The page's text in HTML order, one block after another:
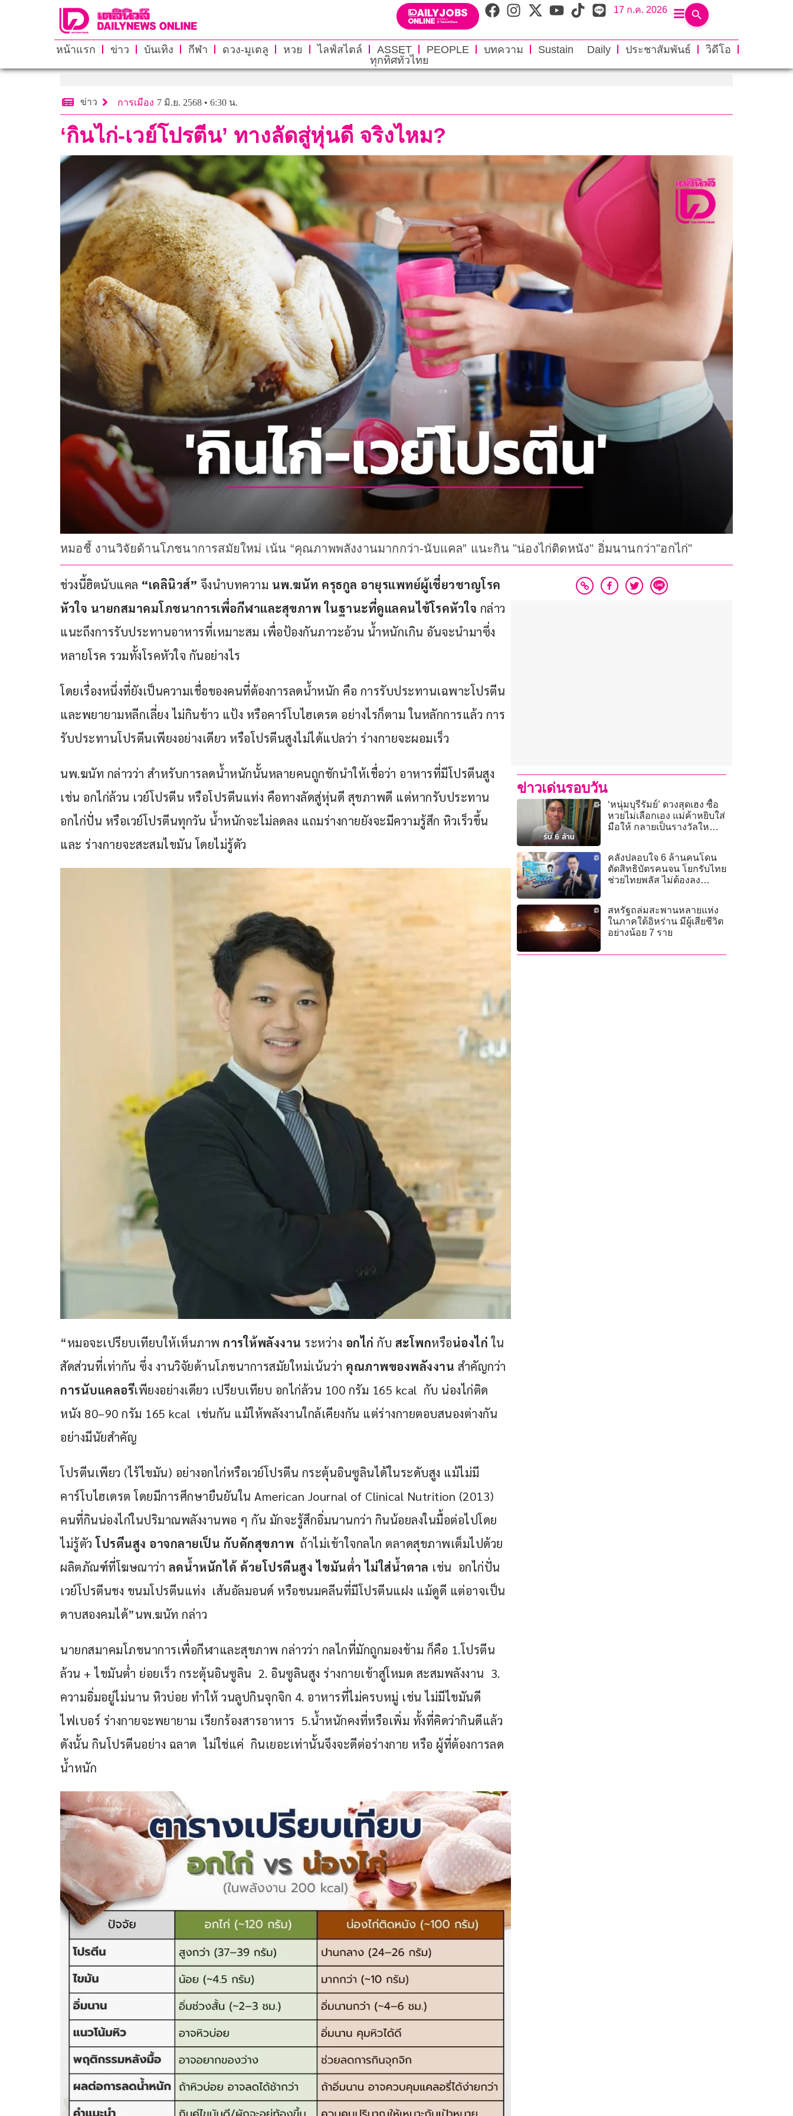
17 ก.ค. 2026
หน้าแรก ข่าว บันเทิง กีฬา ดวง-มูเตลู หวย ไลฟ์สไตล์ ASSET PEOPLE บทความ Sustain Daily ประชาสัมพันธ์
วิดีโอ
ทุกทิศทั่วไทย
ข่าว การเมือง 7 มิ.ย. 2568 • 6:30 น.
‘กินไก่-เวย์โปรตีน’ ทางลัดสู่หุ่นดี จริงไหม?
หมอชี้ งานวิจัยด้านโภชนาการสมัยใหม่ เน้น “คุณภาพพลังงานมากกว่า-นับแคล” แนะกิน "น่องไก่ติดหนัง" อิ่มนานกว่า"อกไก่"
ช่วงนี้ฮิตนับแคล “เดลินิวส์” จึงนำบทความ นพ.ฆนัท ครุธกูล อายุรแพทย์ผู้เชี่ยวชาญโรค
หัวใจ นายกสมาคมโภชนาการเพื่อกีฬาและสุขภาพ ในฐานะที่ดูแลคนไข้โรคหัวใจ กล่าว
แนะถึงการรับประทานอาหารที่เหมาะสม เพื่อป้องกันภาวะอ้วน น้ำหนักเกิน อันจะนำมาซึ่ง
หลายโรค รวมทั้งโรคหัวใจ กันอย่างไร
โดยเรื่องหนึ่งที่ยังเป็นความเชื่อของคนที่ต้องการลดน้ำหนัก คือ การรับประทานเฉพาะโปรตีน
และพยายามหลีกเลี่ยง ไม่กินข้าว แป้ง หรือคาร์โบไฮเดรต อย่างไรก็ตาม ในหลักการแล้ว การ
รับประทานโปรตีนเพียงอย่างเดียว หรือโปรตีนสูงไม่ได้แปลว่า ร่างกายจะผอมเร็ว
นพ.ฆนัท กล่าวว่า สำหรับการลดน้ำหนักนั้นหลายคนถูกชักนำให้เชื่อว่า อาหารที่มีโปรตีนสูง
เช่น อกไก่ล้วน เวย์โปรตีน หรือโปรตีนแท่ง คือทางลัดสู่หุ่นดี สุขภาพดี แต่หากรับประทาน
อกไก่ปั่น หรือเวย์โปรตีนทุกวัน น้ำหนักจะไม่ลดลง แถมร่างกายยังจะมีความรู้สึก หิวเร็วขึ้น
และ ร่างกายจะสะสมไขมัน โดยไม่รู้ตัว
“หมอจะเปรียบเทียบให้เห็นภาพ การให้พลังงาน ระหว่าง อกไก่ กับ สะโพกหรือน่องไก่ ใน
สัดส่วนที่เท่ากัน ซึ่ง งานวิจัยด้านโภชนาการสมัยใหม่เน้นว่า คุณภาพของพลังงาน สำคัญกว่า
การนับแคลอรีเพียงอย่างเดียว เปรียบเทียบ อกไก่ล้วน 100 กรัม 165 kcal  กับ น่องไก่ติด
หนัง 80–90 กรัม 165 kcal  เช่นกัน แม้ให้พลังงานใกล้เคียงกัน แต่ร่างกายตอบสนองต่างกัน
อย่างมีนัยสำคัญ
โปรตีนเพียว (ไร้ไขมัน) อย่างอกไก่หรือเวย์โปรตีน กระตุ้นอินซูลินได้ในระดับสูง แม้ไม่มี
คาร์โบไฮเดรต โดยมีการศึกษายืนยันใน American Journal of Clinical Nutrition (2013)
คนที่กินน่องไก่ในปริมาณพลังงานพอ ๆ กัน มักจะรู้สึกอิ่มนานกว่า กินน้อยลงในมื้อต่อไปโดย
ไม่รู้ตัว โปรตีนสูง อาจกลายเป็น กับดักสุขภาพ ถ้าไม่เข้าใจกลไก ตลาดสุขภาพเต็มไปด้วย
ผลิตภัณฑ์ที่โฆษณาว่า ลดน้ำหนักได้ ด้วยโปรตีนสูง ไขมันต่ำ ไม่ใส่น้ำตาล เช่น  อกไก่ปั่น
เวย์โปรตีนชง ขนมโปรตีนแท่ง  เส้นอัลมอนด์ หรือขนมคลีนที่มีโปรตีนแฝง แม้ดูดี แต่อาจเป็น
ดาบสองคมได้”นพ.ฆนัท กล่าว
นายกสมาคมโภชนาการเพื่อกีฬาและสุขภาพ กล่าวว่า กลไกที่มักถูกมองข้าม ก็คือ 1.โปรตีน
ล้วน + ไขมันต่ำ ย่อยเร็ว กระตุ้นอินซูลิน  2. อินซูลินสูง ร่างกายเข้าสู่โหมด สะสมพลังงาน  3.
ความอิ่มอยู่ไม่นาน หิวบ่อย ทำให้ วนลูปกินจุกจิก 4. อาหารที่ไม่ครบหมู่ เช่น ไม่มีไขมันดี
ไฟเบอร์ ร่างกายจะพยายาม เรียกร้องสารอาหาร  5.น้ำหนักคงที่หรือเพิ่ม ทั้งที่คิดว่ากินดีแล้ว
ดังนั้น กินโปรตีนอย่าง ฉลาด  ไม่ใช่แค่  กินเยอะเท่านั้นจึงจะดีต่อร่างกาย หรือ ผู้ที่ต้องการลด
น้ำหนัก
ข่าวเด่นรอบวัน
‘หนุ่มบุรีรัมย์’ ดวงสุดเฮง ซื้อ
หวยไม่เลือกเอง แม่ค้าหยิบใส่
มือให้ กลายเป็นรางวัลใหญ่
คลังปลอบใจ 6 ล้านคนโดน
ตัดสิทธิบัตรคนจน โยกรับไทย
ช่วยไทยพลัส ไม่ต้องลง
สหรัฐถล่มสะพานหลายแห่ง
ในภาคใต้อิหร่าน มีผู้เสียชีวิต
อย่างน้อย 7 ราย